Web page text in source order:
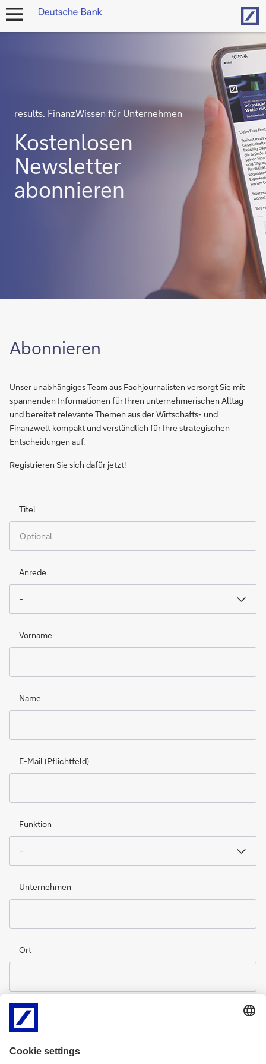
Navigation
results. FinanzWissen für Unternehmen
Kostenlosen
Newsletter
abonnieren
Abonnieren
Unser unabhängiges Team aus Fachjournalisten versorgt Sie mit
spannenden Informationen für Ihren unternehmerischen Alltag
und bereitet relevante Themen aus der Wirtschafts- und
Finanzwelt kompakt und verständlich für Ihre strategischen
Entscheidungen auf.
Registrieren Sie sich dafür jetzt!
Titel
Anrede
-
Vorname
Name
E-Mail (Pflichtfeld)
Funktion
-
Unternehmen
Ort
Land